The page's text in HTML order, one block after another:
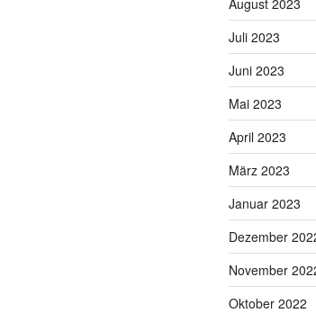
Juli 2023
Juni 2023
Mai 2023
April 2023
März 2023
Januar 2023
Dezember
November
Oktober 2022